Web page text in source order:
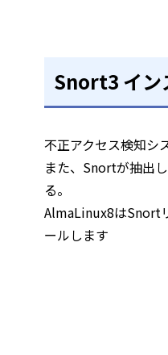
Snort3 イン
不正アクセス検知シ
また、Snortが抽出
る。
AlmaLinux8はSnort
ールします